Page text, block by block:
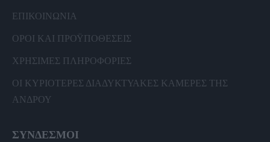
ΕΠΙΚΟΙΝΩΝΙΑ
ΟΡΟΙ ΚΑΙ ΠΡΟΫΠΟΘΕΣΕΙΣ
ΧΡΗΣΙΜΕΣ ΠΛΗΡΟΦΟΡΙΕΣ
ΟΙ ΚΥΡΙΟΤΕΡΕΣ ΔΙΑΔΥΚΤΥΑΚΕΣ ΚΑΜΕΡΕΣ ΤΗΣ
ΑΝΔΡΟΥ
ΣΥΝΔΕΣΜΟΙ